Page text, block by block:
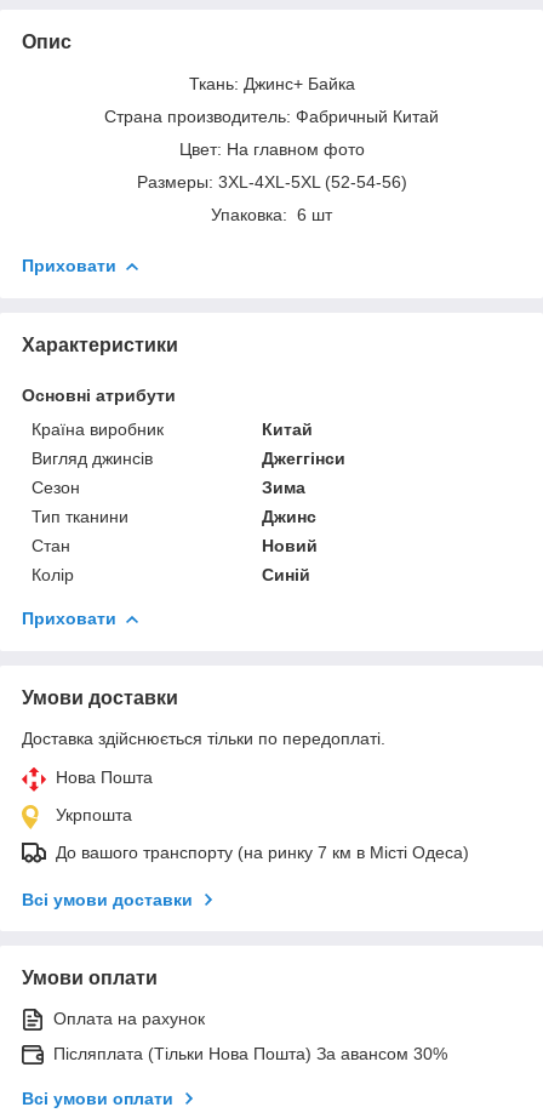
Опис
Ткань: Джинс+ Байка
Страна производитель: Фабричный Китай
Цвет: На главном фото
Размеры: 3XL-4XL-5XL (52-54-56)
Упаковка: 6 шт
Приховати
Характеристики
Основні атрибути
Країна виробник
Китай
Вигляд джинсів
Джеггінси
Сезон
Зима
Тип тканини
Джинс
Стан
Новий
Колір
Синій
Приховати
Умови доставки
Доставка здійснюється тільки по передоплаті.
Нова Пошта
Укрпошта
До вашого транспорту (на ринку 7 км в Місті Одеса)
Всі умови доставки
Умови оплати
Оплата на рахунок
Післяплата (Тільки Нова Пошта) За авансом 30%
Всі умови оплати